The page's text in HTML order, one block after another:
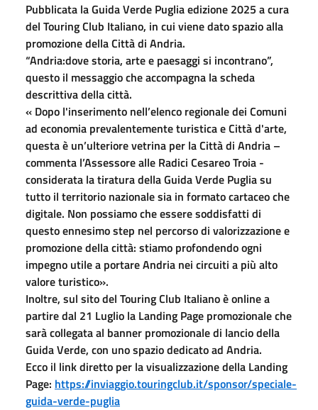
Pubblicata la Guida Verde Puglia edizione 2025 a cura
del Touring Club Italiano, in cui viene dato spazio alla
promozione della Città di Andria.
“Andria:dove storia, arte e paesaggi si incontrano”,
questo il messaggio che accompagna la scheda
descrittiva della città.
« Dopo l'inserimento nell’elenco regionale dei Comuni
ad economia prevalentemente turistica e Città d'arte,
questa è un’ulteriore vetrina per la Città di Andria –
commenta l’Assessore alle Radici Cesareo Troia -
considerata la tiratura della Guida Verde Puglia su
tutto il territorio nazionale sia in formato cartaceo che
digitale. Non possiamo che essere soddisfatti di
questo ennesimo step nel percorso di valorizzazione e
promozione della città: stiamo profondendo ogni
impegno utile a portare Andria nei circuiti a più alto
valore turistico».
Inoltre, sul sito del Touring Club Italiano è online a
partire dal 21 Luglio la Landing Page promozionale che
sarà collegata al banner promozionale di lancio della
Guida Verde, con uno spazio dedicato ad Andria.
Ecco il link diretto per la visualizzazione della Landing
Page: https://inviaggio.touringclub.it/sponsor/speciale-
guida-verde-puglia